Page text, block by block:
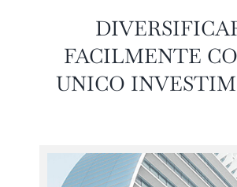
FACILMENTE
UNICO